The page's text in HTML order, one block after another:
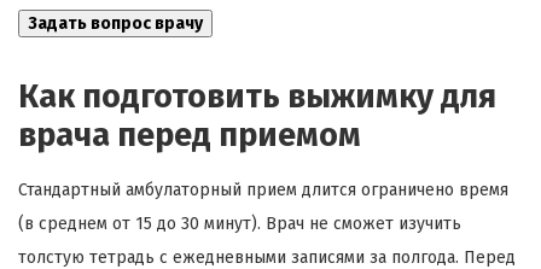
Как подготовить выжимку для
врача перед приемом
Стандартный амбулаторный прием длится ограничено время
(в среднем от 15 до 30 минут). Врач не сможет изучить
толстую тетрадь с ежедневными записями за полгода. Перед